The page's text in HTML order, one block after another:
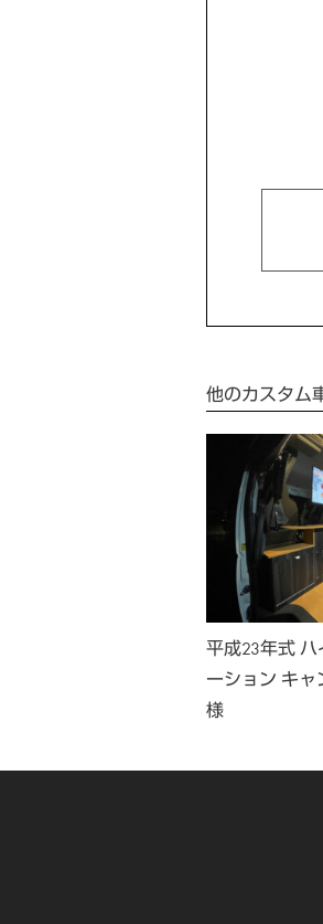
他のカスタム
平成23年式
ーション キ
様